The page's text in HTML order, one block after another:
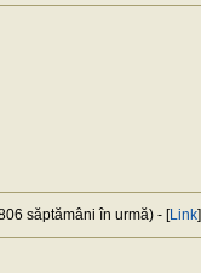
săptămâni în urmă) - [Link]